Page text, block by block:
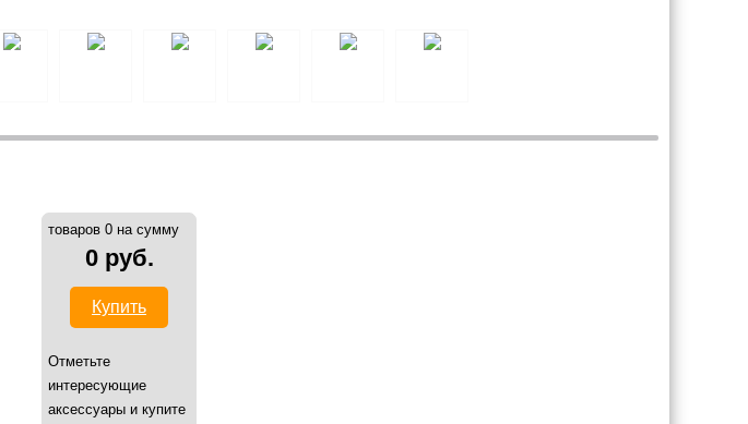
товаров 0 на сумму
0 руб.
Купить
Отметьте
интересующие
аксессуары и купите